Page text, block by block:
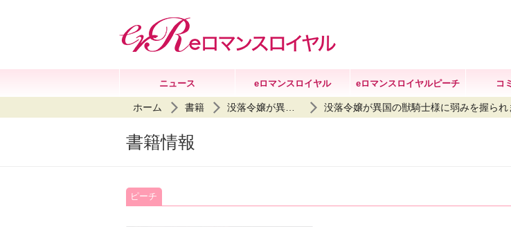
ニュース eロマンスロイヤル eロマンスロイヤルピーチ コ
ホーム 書籍 没落令嬢が異国の獣騎士様に弱みを握ら
書籍情報
ピーチ